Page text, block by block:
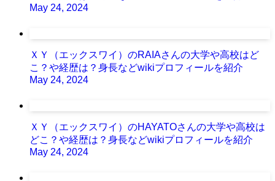
May 24, 2024
ＸＹ（エックスワイ）のRAIAさんの大学や高校はど
こ？や経歴は？身長などwikiプロフィールを紹介
May 24, 2024
ＸＹ（エックスワイ）のHAYATOさんの大学や高校は
どこ？や経歴は？身長などwikiプロフィールを紹介
May 24, 2024